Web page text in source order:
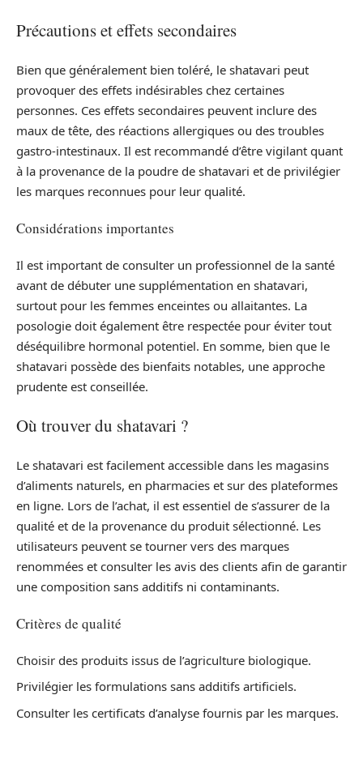
Précautions et effets secondaires
Bien que généralement bien toléré, le shatavari peut
provoquer des effets indésirables chez certaines
personnes. Ces effets secondaires peuvent inclure des
maux de tête, des réactions allergiques ou des troubles
gastro-intestinaux. Il est recommandé d’être vigilant quant
à la provenance de la poudre de shatavari et de privilégier
les marques reconnues pour leur qualité.
Considérations importantes
Il est important de consulter un professionnel de la santé
avant de débuter une supplémentation en shatavari,
surtout pour les femmes enceintes ou allaitantes. La
posologie doit également être respectée pour éviter tout
déséquilibre hormonal potentiel. En somme, bien que le
shatavari possède des bienfaits notables, une approche
prudente est conseillée.
Où trouver du shatavari ?
Le shatavari est facilement accessible dans les magasins
d’aliments naturels, en pharmacies et sur des plateformes
en ligne. Lors de l’achat, il est essentiel de s’assurer de la
qualité et de la provenance du produit sélectionné. Les
utilisateurs peuvent se tourner vers des marques
renommées et consulter les avis des clients afin de garantir
une composition sans additifs ni contaminants.
Critères de qualité
Choisir des produits issus de l’agriculture biologique.
Privilégier les formulations sans additifs artificiels.
Consulter les certificats d’analyse fournis par les marques.